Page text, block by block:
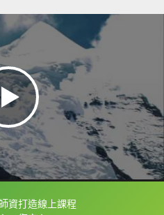
資打造線上課程
以直接查字典喔！